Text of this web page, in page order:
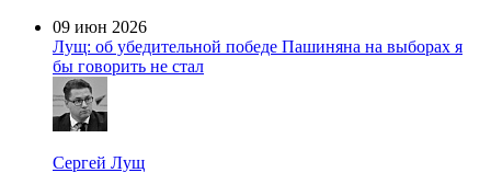
09 июн 2026
Лущ: об убедительной победе Пашиняна на выборах я
бы говорить не стал
Сергей Лущ